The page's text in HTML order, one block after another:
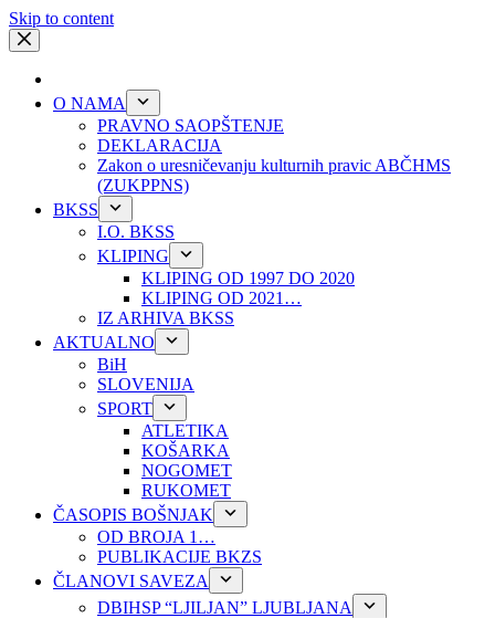
Skip to content
O NAMA
PRAVNO SAOPŠTENJE
DEKLARACIJA
Zakon o uresničevanju kulturnih pravic ABČHMS
(ZUKPPNS)
BKSS
I.O. BKSS
KLIPING
KLIPING OD 1997 DO 2020
KLIPING OD 2021…
IZ ARHIVA BKSS
AKTUALNO
BiH
SLOVENIJA
SPORT
ATLETIKA
KOŠARKA
NOGOMET
RUKOMET
ČASOPIS BOŠNJAK
OD BROJA 1…
PUBLIKACIJE BKZS
ČLANOVI SAVEZA
DBIHSP “LJILJAN” LJUBLJANA